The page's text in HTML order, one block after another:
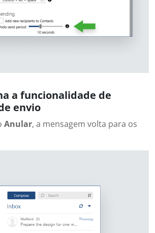
a funcionalidade de
envio
Anular, a mensagem volta para os